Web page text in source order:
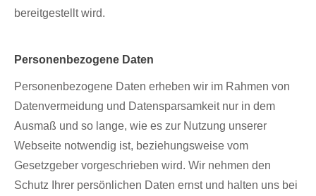
bereitgestellt wird.
Personenbezogene Daten
Personenbezogene Daten erheben wir im Rahmen von
Datenvermeidung und Datensparsamkeit nur in dem
Ausmaß und so lange, wie es zur Nutzung unserer
Webseite notwendig ist, beziehungsweise vom
Gesetzgeber vorgeschrieben wird. Wir nehmen den
Schutz Ihrer persönlichen Daten ernst und halten uns bei